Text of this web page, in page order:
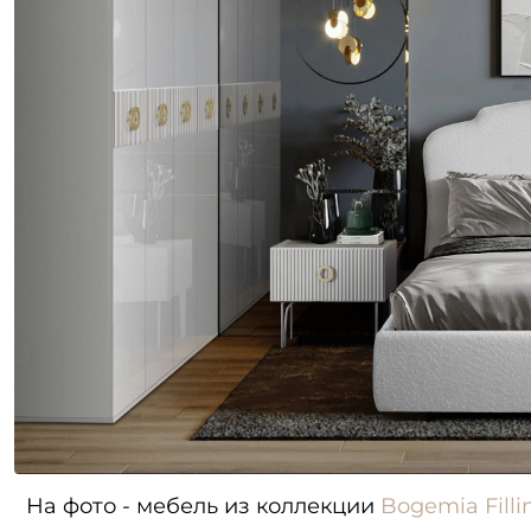
На фото - мебель из коллекции Bogemia